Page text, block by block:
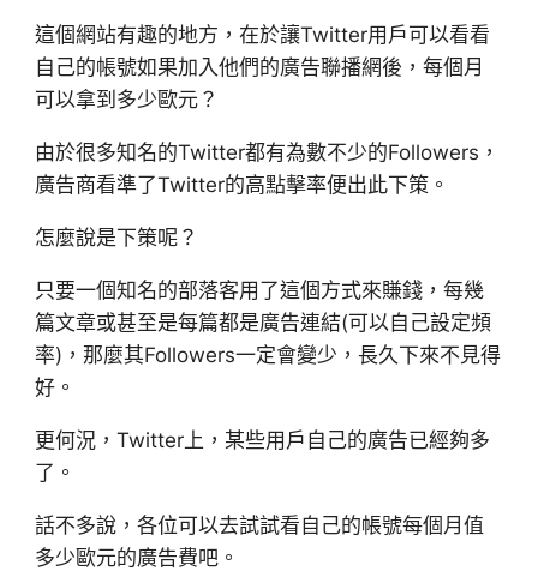
這個網站有趣的地方，在於讓Twitter用戶可以看看
自己的帳號如果加入他們的廣告聯播網後，每個月
可以拿到多少歐元？
由於很多知名的Twitter都有為數不少的Followers，
廣告商看準了Twitter的高點擊率便出此下策。
怎麼說是下策呢？
只要一個知名的部落客用了這個方式來賺錢，每幾
篇文章或甚至是每篇都是廣告連結(可以自己設定頻
率)，那麼其Followers一定會變少，長久下來不見得
好。
更何況，Twitter上，某些用戶自己的廣告已經夠多
了。
話不多說，各位可以去試試看自己的帳號每個月值
多少歐元的廣告費吧。